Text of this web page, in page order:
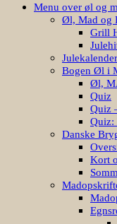
Menu over øl og
Øl, Mad og
Grill
Julekalender
Bogen Øl i
Øl,
Quiz
Quiz
Quiz:
Danske
Kort